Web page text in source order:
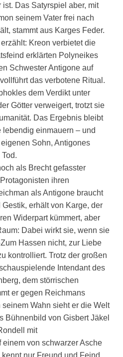
Das Satyrspiel aber, mit
seinem Vater frei nach
stammt aus Karges Feder.
Kreon verbietet die
erklärten Polyneikes
Schwester Antigone auf
das verbotene Ritual.
dem Verdikt unter
Götter verweigert, trotzt sie
Das Ergebnis bleibt
einmauern – und
Sohn, Antigones
als Brecht gefasster
ihren
als Antigone braucht
erhält von Karge, der
Widerpart kümmert, aber
Dabei wirkt sie, wenn sie
Hassen nicht, zur Liebe
kontrolliert. Trotz der großen
Intendant des
dem störrischen
er gegen Reichmans
Wahn sieht er die Welt
Bühnenbild von Gisbert Jäkel
mit
von schwarzer Asche
nur Freund und Feind,